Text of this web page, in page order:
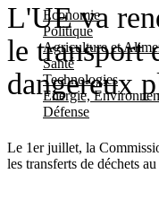
Economie
Politique
Agriculture et
Santé
Technologies
Energie,
Défense
L'UE va
le transport
dangereux
Le 1er juillet, la
les transferts de déchets